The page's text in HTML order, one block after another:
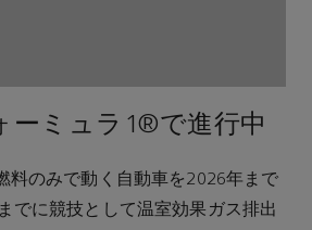
ーミュラ1®で進行中
料のみで動く自動車を2026年まで
でに競技として温室効果ガス排出